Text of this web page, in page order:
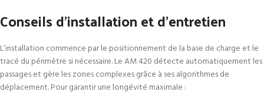
Conseils d’installation et d’entretien
L’installation commence par le positionnement de la base de charge et le
tracé du périmètre si nécessaire. Le AM 420 détecte automatiquement les
passages et gère les zones complexes grâce à ses algorithmes de
déplacement. Pour garantir une longévité maximale :